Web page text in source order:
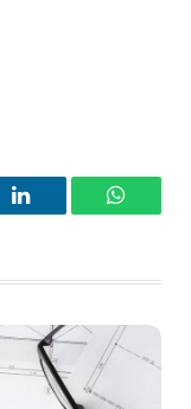
LinkedIn